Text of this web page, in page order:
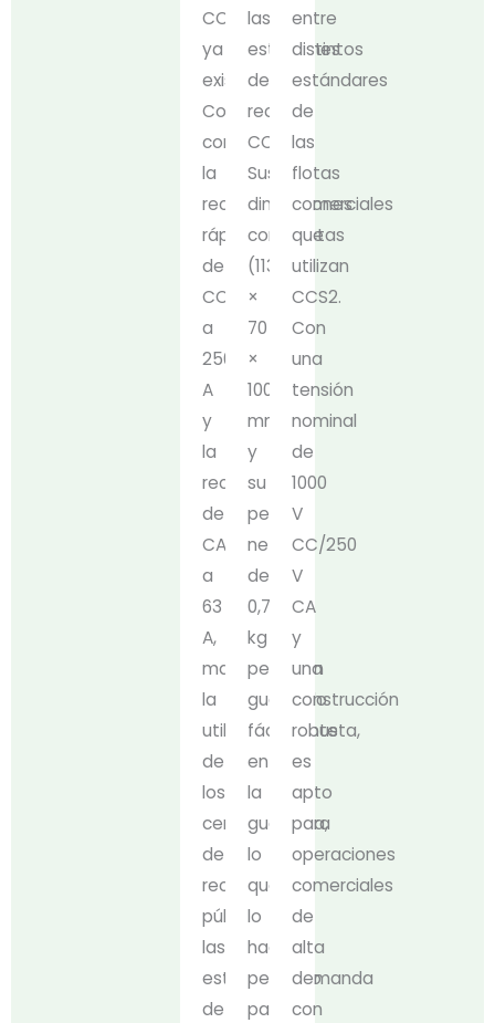
CCS1
ya
existente.
Compatible
con
la
recarga
rápida
de
CC
a
250
A
y
la
recarga
de
CA
a
63
A,
maximiza
la
utilidad
de
los
centros
de
recarga
públicos,
las
estaciones
de
las
estaciones
de
recarga
CCS1.
Sus
dimensiones
compactas
(113
×
70
×
100
mm)
y
su
peso
neto
de
0,78
kg
permiten
guardarlo
fácilmente
en
la
guantera,
lo
que
lo
hace
perfecto
para
entre
distintos
estándares
de
las
flotas
comerciales
que
utilizan
CCS2.
Con
una
tensión
nominal
de
1000
V
CC/250
V
CA
y
una
construcción
robusta,
es
apto
para
operaciones
comerciales
de
alta
demanda
con